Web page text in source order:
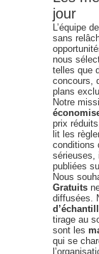
jour
L’équipe de
sans
nous
telles que
concours,
plans
Notre
prix
lit les
conditions
sérieuses,
publiées
Nous
Gratuits
diffusées.
tirage au
sont les
qui se